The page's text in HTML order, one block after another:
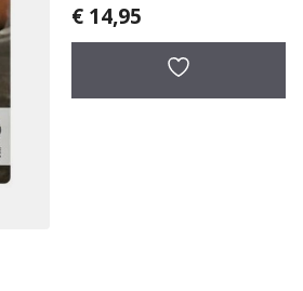
€ 14,95